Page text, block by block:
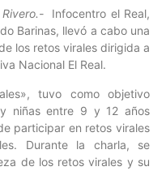
Rivero.- Infocentro el Real,
Barinas, llevó a cabo una
los retos virales dirigida a
Nacional El Real.
tuvo como objetivo
niñas entre 9 y 12 años
participar en retos virales
Durante la charla, se
de los retos virales y su